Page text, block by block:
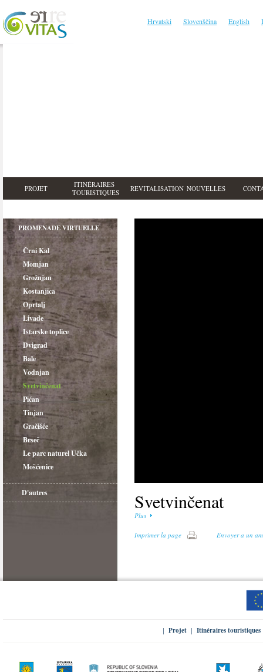
Hrvatski Slovenščina English
PROJET
ITINÉRAIRES
TOURISTIQUES
REVITALISATION NOUVELLES
PROMENADE VIRTUELLE
Črni Kal
Momjan
Grožnjan
Kostanjica
Oprtalj
Livade
Istarske toplice
Dvigrad
Bale
Vodnjan
Svetvinčenat
Pićan
Tinjan
Gračišće
Brseč
Le parc naturel Učka
Mošćenice
D'autres Svetvinčenat
Plus
Imprimer la page Envoyer a un
Projet Itinéraires touristiques